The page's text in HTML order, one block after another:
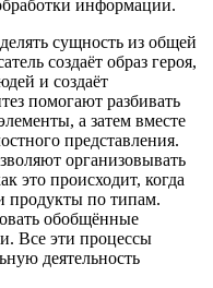
информации.
сущность из общей
создаёт образ героя,
и создаёт
помогают разбивать
а затем вместе
представления.
организовывать
это происходит, когда
продукты по типам.
обобщённые
Все эти процессы
деятельность